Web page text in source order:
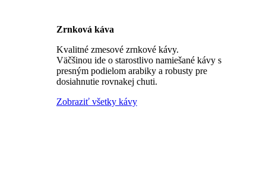
Zrnková káva
Kvalitné zmesové zrnkové kávy.
Väčšinou ide o starostlivo namiešané kávy s
presným podielom arabiky a robusty pre
dosiahnutie rovnakej chuti.
Zobraziť všetky kávy